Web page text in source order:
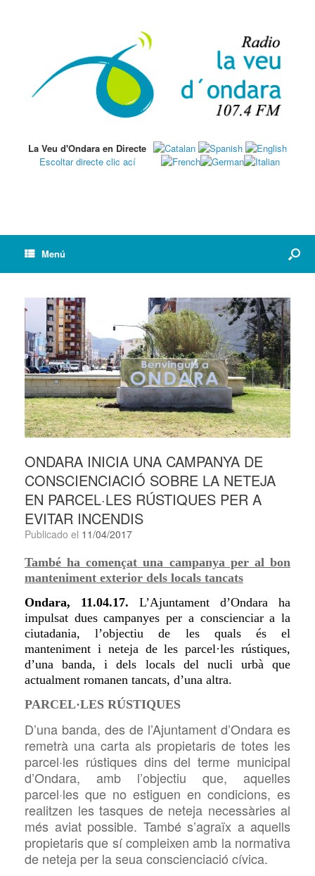
La Veu d'Ondara en Directe
Escoltar directe clic ací
Menú
ONDARA INICIA UNA CAMPANYA DE
CONSCIENCIACIÓ SOBRE LA NETEJA
EN PARCEL·LES RÚSTIQUES PER A
EVITAR INCENDIS
Publicado el 11/04/2017
També ha començat una campanya per al bon
manteniment exterior dels locals tancats
Ondara, 11.04.17. L’Ajuntament d’Ondara ha
impulsat dues campanyes per a conscienciar a la
ciutadania, l’objectiu de les quals és el
manteniment i neteja de les parcel·les rústiques,
d’una banda, i dels locals del nucli urbà que
actualment romanen tancats, d’una altra.
PARCEL·LES RÚSTIQUES
D’una banda, des de l’Ajuntament d’Ondara es
remetrà una carta als propietaris de totes les
parcel·les rústiques dins del terme municipal
d’Ondara, amb l’objectiu que, aquelles
parcel·les que no estiguen en condicions, es
realitzen les tasques de neteja necessàries al
més aviat possible. També s’agraïx a aquells
propietaris que sí compleixen amb la normativa
de neteja per la seua conscienciació cívica.